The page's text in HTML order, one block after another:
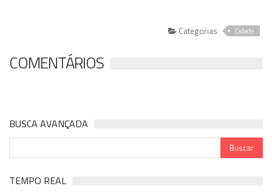
Categorias Cidade
COMENTÁRIOS
BUSCA AVANÇADA
TEMPO REAL